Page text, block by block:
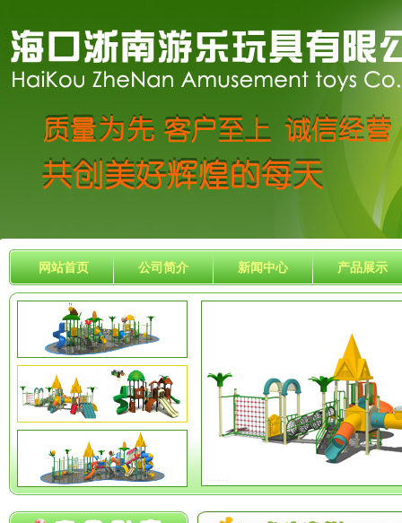
网站首页 公司简介 新闻中心 产品展示